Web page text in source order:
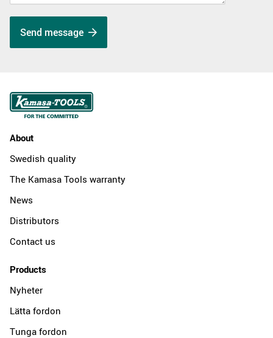
Send message
About
Swedish quality
The Kamasa Tools warranty
News
Distributors
Contact us
Products
Nyheter
Lätta fordon
Tunga fordon